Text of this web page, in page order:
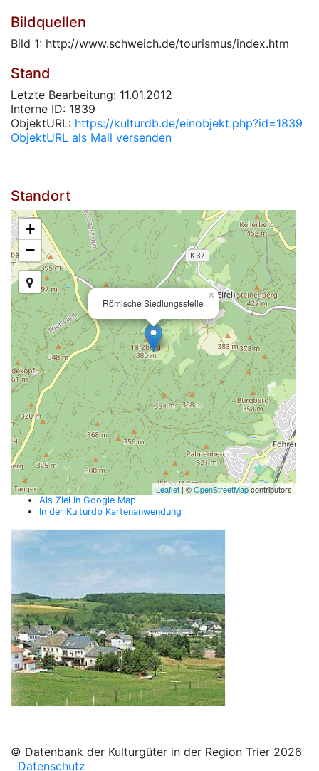
Bildquellen
Bild 1: http://www.schweich.de/tourismus/index.htm
Stand
Letzte Bearbeitung: 11.01.2012
Interne ID: 1839
ObjektURL: https://kulturdb.de/einobjekt.php?id=1839
ObjektURL als Mail versenden
Standort
Römische Siedlungsstelle
×
+
−
Leaflet| ©OpenStreetMapcontributors
Als Ziel in Google Map
In der Kulturdb Kartenanwendung
© Datenbank der Kulturgüter in der Region Trier 2026
Datenschutz